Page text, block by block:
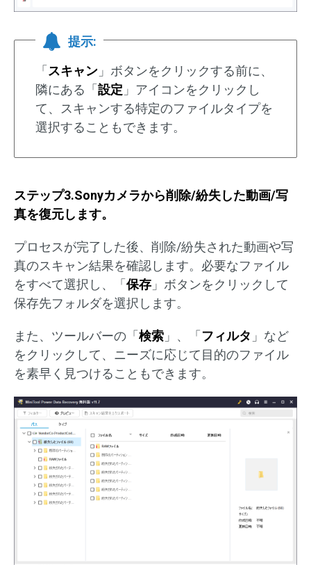
提示:
「 スキャン 」ボタンをクリックする前に、
隣にある「 設定 」アイコンをクリックし
て、スキャンする特定のファイルタイプを
選択することもできます。
ステップ3.Sonyカメラから削除/紛失した動画/写
真を復元します。
プロセスが完了した後、削除/紛失された動画や写
真のスキャン結果を確認します。必要なファイル
をすべて選択し、「 保存 」ボタンをクリックして
保存先フォルダを選択します。
また、ツールバーの「 検索 」、「 フィルタ 」など
をクリックして、ニーズに応じて目的のファイル
を素早く見つけることもできます。